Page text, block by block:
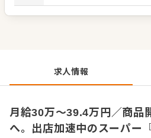
り場をプロデュースしてみた
ってます。 自らファンを増
ートブランドも考案できます
価格が異なります） ・人材育
均630万円 ※チーフ以上：
※試用期間3ヶ月あり（期間
業代35時間分61,000円～
求人情報
月給30万〜39.4万円／商品
へ。出店加速中のスーパー